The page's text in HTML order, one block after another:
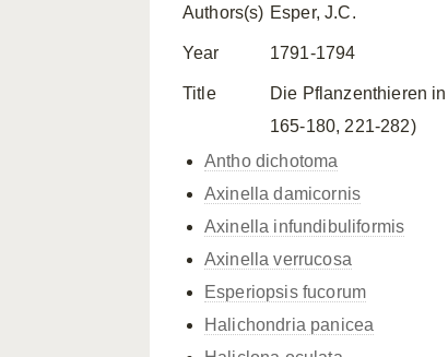
Authors(s) Esper, J.C.
Year 1791-1794
Title
Die Pflanzenthieren
165-180, 221-282)
Antho dichotoma
Axinella damicornis
Axinella infundibuliformis
Axinella verrucosa
Esperiopsis fucorum
Halichondria panicea